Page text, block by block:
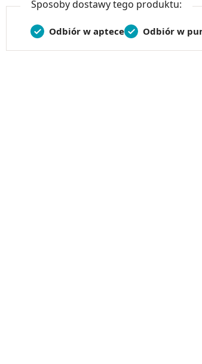
Sposoby dostawy tego produktu:
Odbiór w aptece Odbiór w